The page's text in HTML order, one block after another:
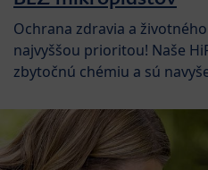
Ochrana zdravia a
najvyššou prioritou! Naše
zbytočnú chémiu a sú